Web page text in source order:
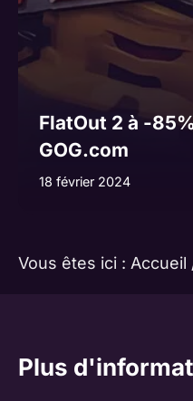
FlatOut 2 à -
GOG.com
18 février 2024
Vous êtes ici : Accueil
Plus